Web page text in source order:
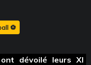
⚽️
dévoilé leurs XI